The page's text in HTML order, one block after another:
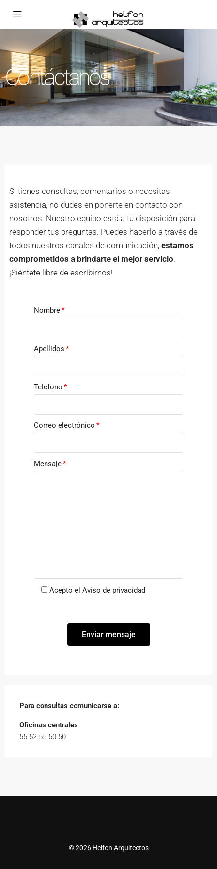
Contáctanos
Si tienes consultas, comentarios o necesitas
asistencia, no dudes en ponerte en contacto con
nosotros. Nuestro equipo está a tu disposición para
responder tus preguntas. Puedes hacerlo a través de
todos nuestros canales de comunicación, estamos
comprometidos a brindarte el mejor servicio.
¡Siéntete libre de escríbirnos!
Nombre
Apellidos
Teléfono
Correo electrónico
Mensaje
Acepto el Aviso de privacidad
Para consultas comunicarse a:
Oficinas centrales
55 52 55 50 50
© 2026 Helfon Arquitectos